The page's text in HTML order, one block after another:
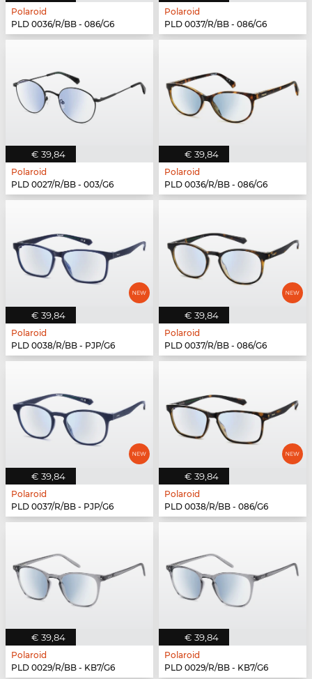
Polaroid
PLD 0036/R/BB - 086/G6
Polaroid
PLD 0037/R/BB - 086/G6
€ 39,84
Polaroid
PLD 0027/R/BB - 003/G6
€ 39,84
Polaroid
PLD 0036/R/BB - 086/G6
€ 39,84
Polaroid
PLD 0038/R/BB - PJP/G6
€ 39,84
Polaroid
PLD 0037/R/BB - 086/G6
€ 39,84
Polaroid
PLD 0037/R/BB - PJP/G6
€ 39,84
Polaroid
PLD 0038/R/BB - 086/G6
€ 39,84
Polaroid
PLD 0029/R/BB - KB7/G6
€ 39,84
Polaroid
PLD 0029/R/BB - KB7/G6